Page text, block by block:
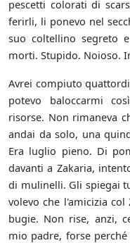
pescetti colorati di
ferirli, li ponevo nel
suo coltellino segreto
morti. Stupido. Noioso.
Avrei compiuto
potevo baloccarmi
risorse. Non rimaneva
andai da solo, una
Era luglio pieno. Di
davanti a Zakaria,
di mulinelli. Gli spiegai
volevo che l'amicizia
bugie. Non rise, anzi,
mio padre, forse